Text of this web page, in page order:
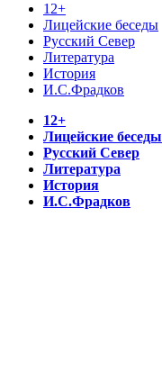
12+
Лицейские беседы
Русский Север
Литература
История
И.С.Фрадков
12+
Лицейские беседы
Русский Север
Литература
История
И.С.Фрадков